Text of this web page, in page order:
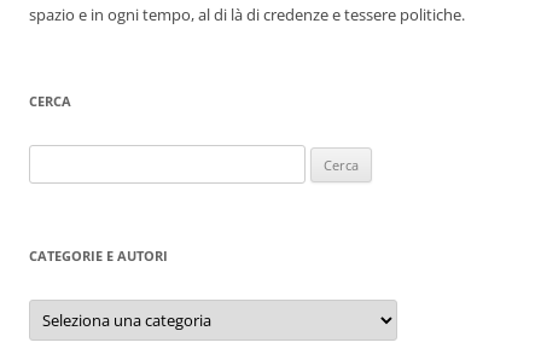
spazio e in ogni tempo, al di là di credenze e tessere politiche.
CERCA
per:
CATEGORIE E AUTORI
Categorie
autori